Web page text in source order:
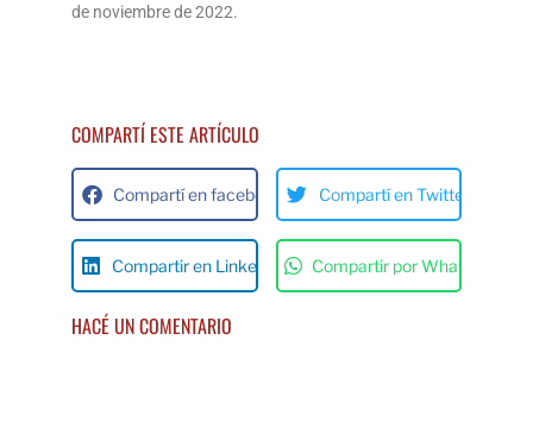
de noviembre de 2022.
COMPARTÍ ESTE ARTÍCULO
Compartí en facebok Compartí en Twitter
Compartir en Linkedin Compartir por Whats App
HACÉ UN COMENTARIO